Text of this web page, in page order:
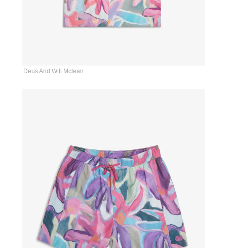
Deus And Will Mclean